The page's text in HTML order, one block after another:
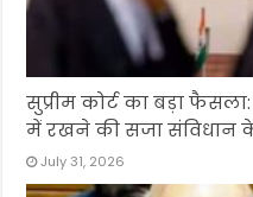
सुप्रीम कोर्ट का बड़ा
में रखने की सजा संविधान
July 31, 2026